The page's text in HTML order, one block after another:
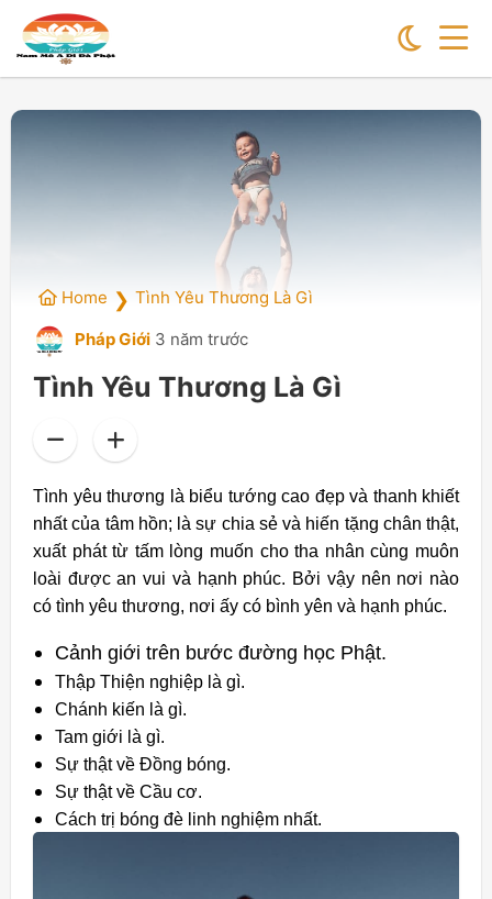
Home ❯ Tình Yêu Thương Là Gì
Pháp Giới 3 năm trước
Tình Yêu Thương Là Gì
Tình yêu thương là biểu tướng cao đẹp và thanh khiết
nhất của tâm hồn; là sự chia sẻ và hiến tặng chân thật,
xuất phát từ tấm lòng muốn cho tha nhân cùng muôn
loài được an vui và hạnh phúc. Bởi vậy nên nơi nào
có tình yêu thương, nơi ấy có bình yên và hạnh phúc.
Cảnh giới trên bước đường học Phật.
Thập Thiện nghiệp là gì.
Chánh kiến là gì.
Tam giới là gì.
Sự thật về Đồng bóng.
Sự thật về Cầu cơ.
Cách trị bóng đè linh nghiệm nhất.